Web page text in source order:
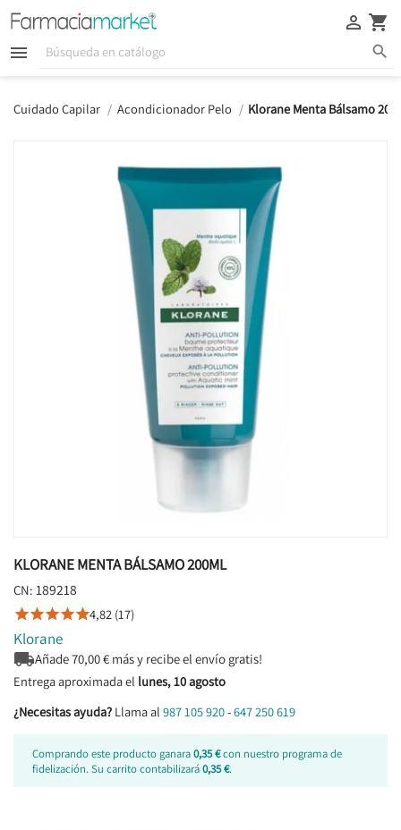
  
 
Cuidado Capilar Acondicionador Pelo Klorane Menta Bálsamo
KLORANE MENTA BÁLSAMO 200ML
CN: 189218
4,82 (17)
Klorane
Añade70,00€ más y recibe el envío gratis!
Entrega aproximada el lunes, 10 agosto
¿Necesitas ayuda? Llama al 987 105 920-647 250 619
Comprando este producto ganara0,35 €con nuestro programa de
fidelización. Su carrito contabilizará0,35 €.